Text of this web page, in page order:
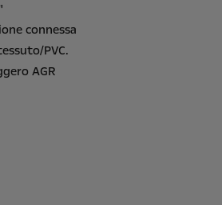
connessa
PVC.
AGR